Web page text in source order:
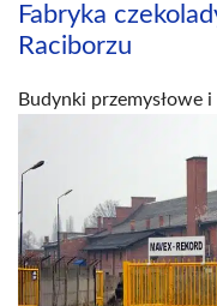
Fabryka
Raciborzu
Budynki przemysłowe